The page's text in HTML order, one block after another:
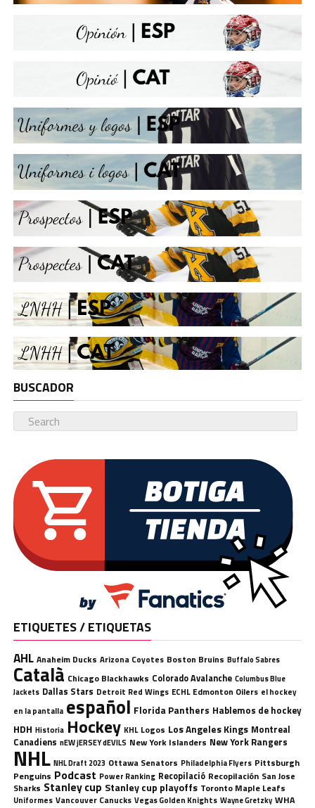
BUSCADOR
ETIQUETES / ETIQUETAS
AHL Anaheim Ducks Arizona Coyotes Boston Bruins Buffalo Sabres
Català Chicago Blackhawks Colorado Avalanche Columbus Blue
Jackets Dallas Stars Detroit Red Wings ECHL Edmonton Oilers el hockey
en la pantalla español Florida Panthers Hablemos de hockey
HDH Historia Hockey KHL Logos Los Angeles Kings Montreal
Canadiens nEW jERSEY dEVILS New York Islanders New York Rangers
NHL NHL Draft 2023 Ottawa Senators Philadelphia Flyers Pittsburgh
Penguins Podcast Power Ranking Recopilació Recopilación San Jose
Sharks Stanley cup Stanley cup playoffs Toronto Maple Leafs
Uniformes Vancouver Canucks Vegas Golden Knights Wayne Gretzky WHA